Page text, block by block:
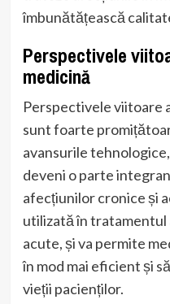
îmbunătățească
Perspectivele
medicină
Perspectivele viitoare
sunt foarte
avansurile
deveni o parte
afecțiunilor cronice și
utilizată în
acute, și va permite
în mod mai eficient și
vieții pacienților.